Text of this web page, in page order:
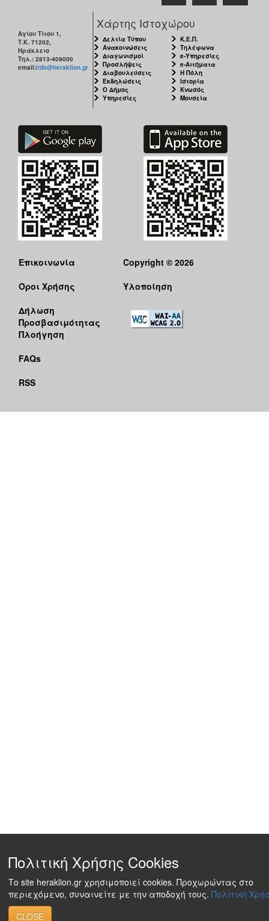
Αγίου Τίτου 1,
Τ.Κ. 71202,
Ηράκλειο
Τηλ.: 2813-409000
email:info@heraklion.gr
Χάρτης Ιστοχώρου
Δελτία Τύπου
Ανακοινώσεις
Διαγωνισμοί
Προσλήψεις
Διαβουλεύσεις
Εκδηλώσεις
Ο Δήμος
Υπηρεσίες
Κ.Ε.Π.
Τηλέφωνα
e-Υπηρεσίες
e-Αιτήματα
Η Πόλη
Ιστορία
Κνωσός
Μουσεία
Επικοινωνία
Όροι Χρήσης
Δήλωση
Προσβασιμότητας
Πλοήγηση
FAQs
RSS
Copyright © 2026
Υλοποίηση
Πολιτική Χρήσης Cookies
Το site heraklion.gr χρησιμοποιεί cookies. Προχωρώντας στο
περιεχόμενο, συναινείτε με την αποδοχή τους. Πολιτική
CLOSE